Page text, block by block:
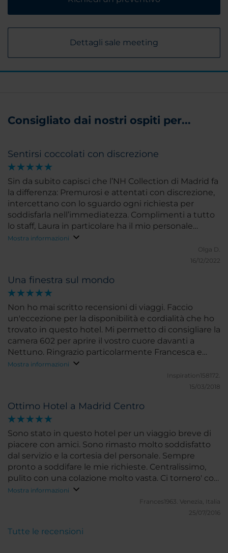
Dettagli sale meeting
Consigliato dai nostri ospiti per...
Sentirsi coccolati con discrezione
Sin da subito capisci che l’NH Collection di Madrid fa
la differenza: Premurosi e attentati con discrezione,
intercettano con lo sguardo ogni richiesta per
soddisfarla nell’immediatezza. Complimenti a tutto
lo staff, Laura in particolare ha il mio personale
ringraziamento di cuore per avere gestito con un
Mostra informazioni
Olga D.
16/12/2022
Una finestra sul mondo
Non ho mai scritto recensioni di viaggi. Faccio
un'eccezione per la disponibilità e cordialità che ho
trovato in questo hotel. Mi permetto di consigliare la
camera 602 per aprire il vostro cuore davanti a
Nettuno. Ringrazio particolarmente Francesca e
Julia per la loro sensibilità.
Mostra informazioni
Inspiration158172.
15/03/2018
Ottimo Hotel a Madrid Centro
Sono stato in questo hotel per un viaggio breve di
piacere con amici. Sono rimasto molto soddisfatto
dal servizio e la cortesia del personale. Sempre
pronto a soddifare le mie richieste. Centralissimo,
pulito con una colazione molto vasta. Ci tornero' con
molto piacere
Mostra informazioni
Frances1963. Venezia, Italia
25/07/2016
Tutte le recensioni